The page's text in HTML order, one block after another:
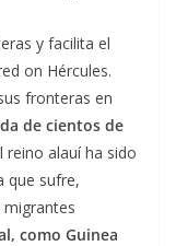
y facilita el
on Hércules.
fronteras en
de cientos de
reino alauí ha sido
que sufre,
como Guinea